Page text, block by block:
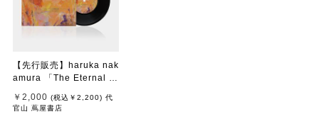
【先行販売】haruka nak
amura 「The Eternal Vi
￥2,000 (税込 ￥2,200) 代
官山 蔦屋書店